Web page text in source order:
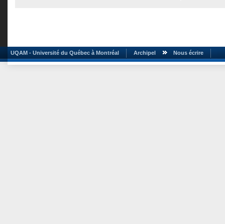
UQAM - Université du Québec à Montréal Archipel Nous écrire